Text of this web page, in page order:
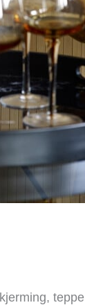
teppe